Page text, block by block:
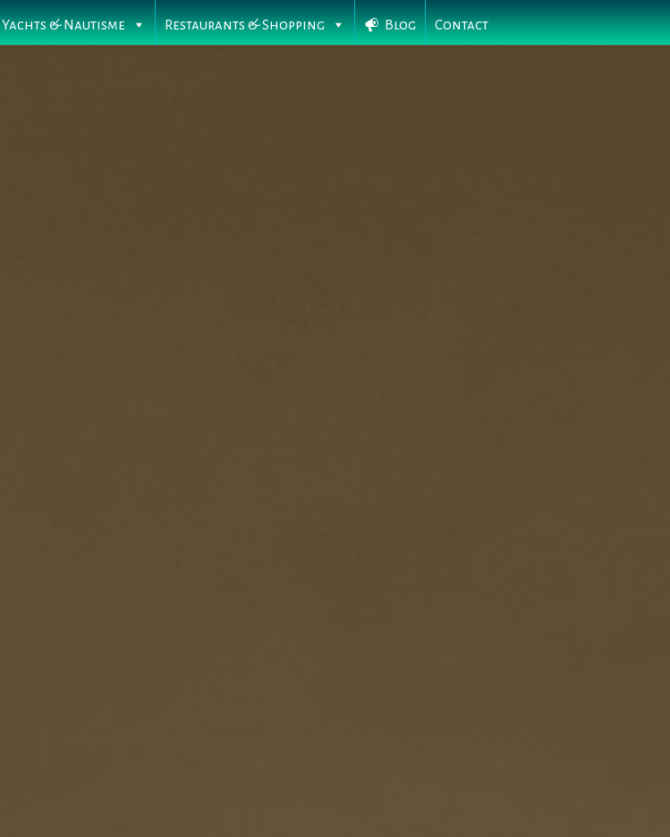
Yachts & Nautisme Restaurants & Shopping Blog Contact